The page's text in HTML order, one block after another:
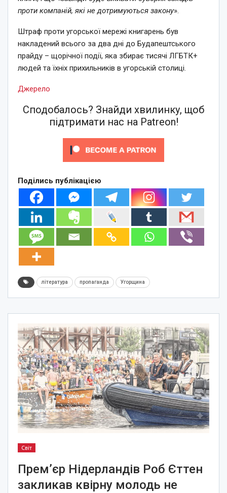
проти компаній, які не дотримуються закону».
Штраф проти угорської мережі книгарень був
накладений всього за два дні до Будапештського
прайду – щорічної події, яка збирає тисячі ЛГБТК+
людей та їхніх прихильників в угорській столиці.
Джерело
Сподобалось? Знайди хвилинку, щоб
підтримати нас на Patreon!
Поділись публікацією
література пропаганда Угорщина
Світ
Прем’єр Нідерландів Роб Єттен
закликав квірну молодь не